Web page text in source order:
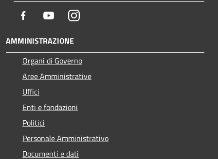
Facebook YoutubeInstagram
AMMINISTRAZIONE
Organi di Governo
Aree Amministrative
Uffici
Enti e fondazioni
Politici
Personale Amministrativo
Documenti e dati